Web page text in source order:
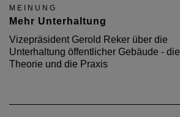
MEINUNG
Mehr Unterhaltung
Vizepräsident Gerold Reker über die
Unterhaltung öffentlicher Gebäude - die
Theorie und die Praxis